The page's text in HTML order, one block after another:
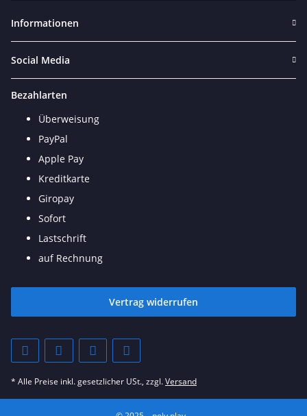
Informationen
Social Media
Bezahlarten
Überweisung
PayPal
Apple Pay
Kreditkarte
Giropay
Sofort
Lastschrift
auf Rechnung
Vertrag widerrufen
* Alle Preise inkl. gesetzlicher USt., zzgl.Versand